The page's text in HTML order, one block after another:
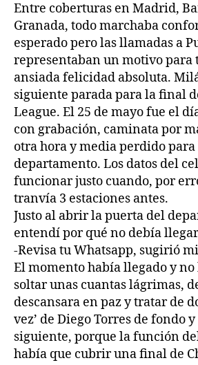
Entre coberturas en Madrid,
Granada, todo marchaba
esperado pero las llamadas a
representaban un motivo para
ansiada felicidad absoluta.
siguiente parada para la final
League. El 25 de mayo fue el
con grabación, caminata por
otra hora y media perdido
departamento. Los datos del
funcionar justo cuando, por
tranvía 3 estaciones antes.
Justo al abrir la puerta del
entendí por qué no debía
-Revisa tu Whatsapp, sugirió
El momento había llegado y no
soltar unas cuantas lágrimas,
descansara en paz y tratar de
vez’ de Diego Torres de fondo
siguiente, porque la función
había que cubrir una final de